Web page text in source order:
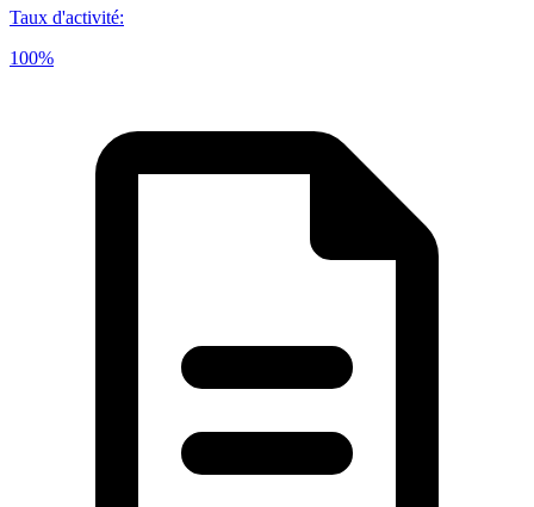
Taux d'activité:
100%